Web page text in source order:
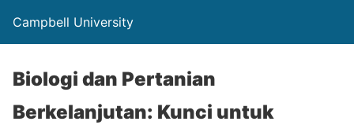
Campbell University
Biologi dan Pertanian
Berkelanjutan: Kunci untuk